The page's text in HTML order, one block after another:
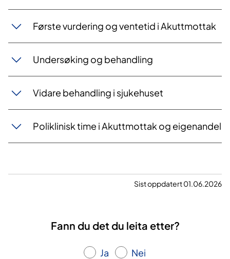
Første vurdering og ventetid i Akuttmottak
Undersøking og behandling
Vidare behandling i sjukehuset
Poliklinisk time i Akuttmottak og eigenandel
Sist oppdatert 01.06.2026
Fann du det du leita etter?
Ja Nei